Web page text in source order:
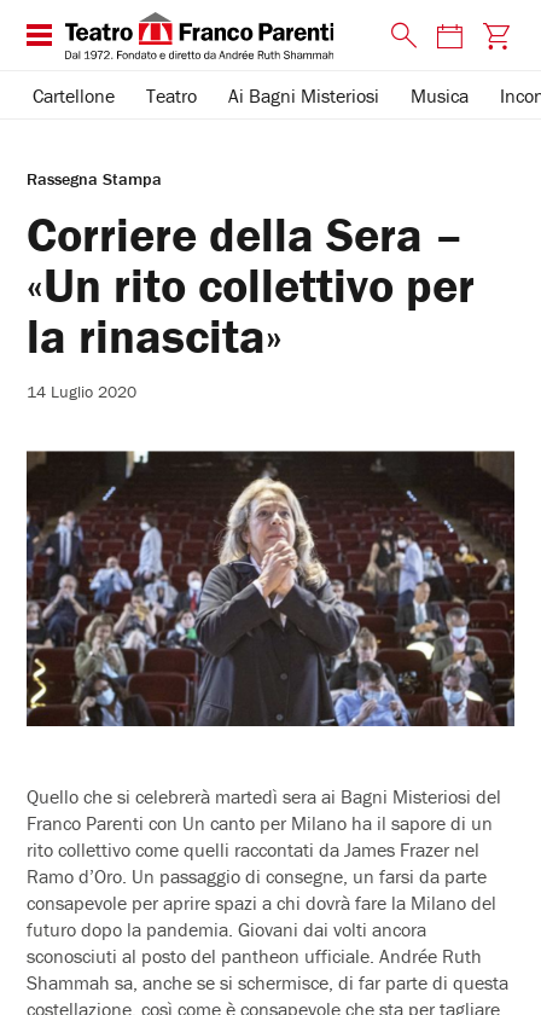
Cartellone Teatro Ai Bagni Misteriosi Musica
Rassegna Stampa
Corriere della Sera –
«Un rito collettivo per
la rinascita»
14 Luglio 2020
Quello che si celebrerà martedì sera ai Bagni Misteriosi del
Franco Parenti con Un canto per Milano ha il sapore di un
rito collettivo come quelli raccontati da James Frazer nel
Ramo d’Oro. Un passaggio di consegne, un farsi da parte
consapevole per aprire spazi a chi dovrà fare la Milano del
futuro dopo la pandemia. Giovani dai volti ancora
sconosciuti al posto del pantheon ufficiale. Andrée Ruth
Shammah sa, anche se si schermisce, di far parte di questa
costellazione, così come è consapevole che sta per tagliare